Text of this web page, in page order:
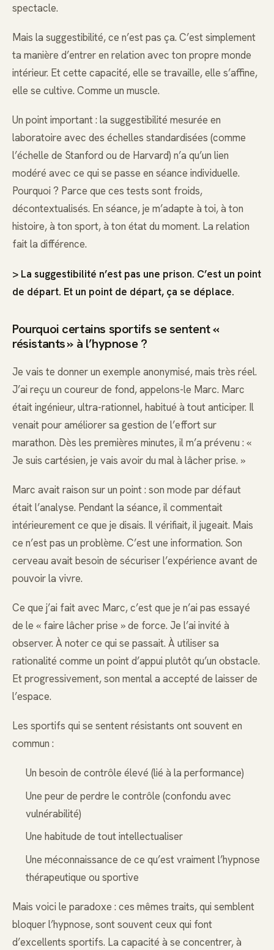
spectacle.
Mais la suggestibilité, ce n’est pas ça. C’est simplement
ta manière d’entrer en relation avec ton propre monde
intérieur. Et cette capacité, elle se travaille, elle s’affine,
elle se cultive. Comme un muscle.
Un point important : la suggestibilité mesurée en
laboratoire avec des échelles standardisées (comme
l’échelle de Stanford ou de Harvard) n’a qu’un lien
modéré avec ce qui se passe en séance individuelle.
Pourquoi ? Parce que ces tests sont froids,
décontextualisés. En séance, je m’adapte à toi, à ton
histoire, à ton sport, à ton état du moment. La relation
fait la différence.
> La suggestibilité n’est pas une prison. C’est un point
de départ. Et un point de départ, ça se déplace.
Pourquoi certains sportifs se sentent «
résistants » à l’hypnose ?
Je vais te donner un exemple anonymisé, mais très réel.
J’ai reçu un coureur de fond, appelons-le Marc. Marc
était ingénieur, ultra-rationnel, habitué à tout anticiper. Il
venait pour améliorer sa gestion de l’effort sur
marathon. Dès les premières minutes, il m’a prévenu : «
Je suis cartésien, je vais avoir du mal à lâcher prise. »
Marc avait raison sur un point : son mode par défaut
était l’analyse. Pendant la séance, il commentait
intérieurement ce que je disais. Il vérifiait, il jugeait. Mais
ce n’est pas un problème. C’est une information. Son
cerveau avait besoin de sécuriser l’expérience avant de
pouvoir la vivre.
Ce que j’ai fait avec Marc, c’est que je n’ai pas essayé
de le « faire lâcher prise » de force. Je l’ai invité à
observer. À noter ce qui se passait. À utiliser sa
rationalité comme un point d’appui plutôt qu’un obstacle.
Et progressivement, son mental a accepté de laisser de
l’espace.
Les sportifs qui se sentent résistants ont souvent en
commun :
Un besoin de contrôle élevé (lié à la performance)
Une peur de perdre le contrôle (confondu avec
vulnérabilité)
Une habitude de tout intellectualiser
Une méconnaissance de ce qu’est vraiment l’hypnose
thérapeutique ou sportive
Mais voici le paradoxe : ces mêmes traits, qui semblent
bloquer l’hypnose, sont souvent ceux qui font
d’excellents sportifs. La capacité à se concentrer, à